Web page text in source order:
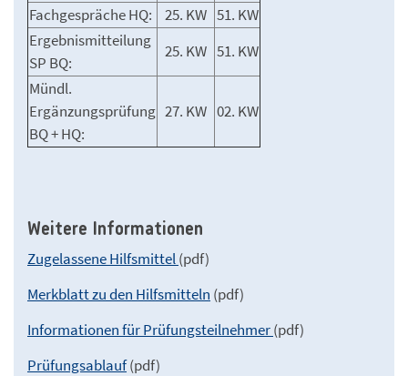
Fachgespräche HQ:
25. KW 51. KW
Ergebnismitteilung
SP BQ:
25. KW 51. KW
Mündl.
Ergänzungsprüfung
BQ + HQ:
27. KW 02. KW
Weitere Informationen
Zugelassene Hilfsmittel(pdf)
Merkblatt zu den Hilfsmitteln (pdf)
Informationen für Prüfungsteilnehmer(pdf)
Prüfungsablauf(pdf)